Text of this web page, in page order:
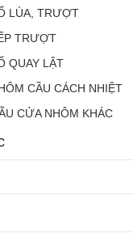
LÙA, TRƯỢT
TRƯỢT
QUAY LẬT
CẦU CÁCH NHIỆT
CỬA NHÔM KHÁC